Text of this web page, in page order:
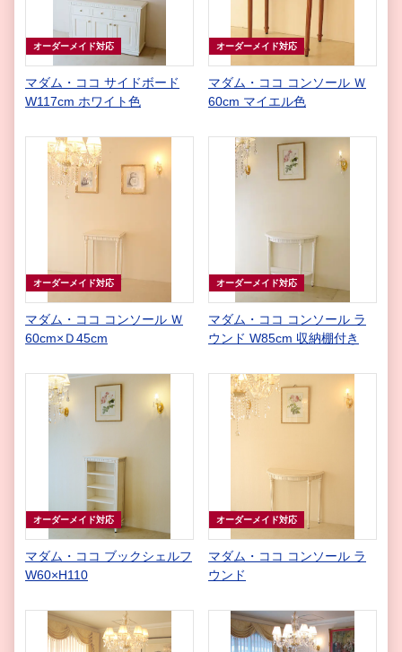
オーダーメイド対応
マダム・ココ サイドボード
W117cm ホワイト色
オーダーメイド対応
マダム・ココ コンソール Ｗ
60cm マイエル色
オーダーメイド対応
マダム・ココ コンソール Ｗ
60cm×Ｄ45cm
オーダーメイド対応
マダム・ココ コンソール ラ
ウンド W85cm 収納棚付き
オーダーメイド対応
マダム・ココ ブックシェルフ
W60×H110
オーダーメイド対応
マダム・ココ コンソール ラ
ウンド